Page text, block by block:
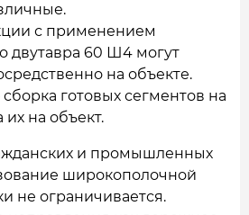
с применением
двутавра 60 Ш4 могут
на объекте.
готовых сегментов на
их на объект.
и промышленных
широкополочной
не ограничивается.